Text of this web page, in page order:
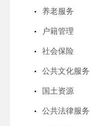
养老服务
户籍管理
社会保险
公共文化服务
国土资源
公共法律服务